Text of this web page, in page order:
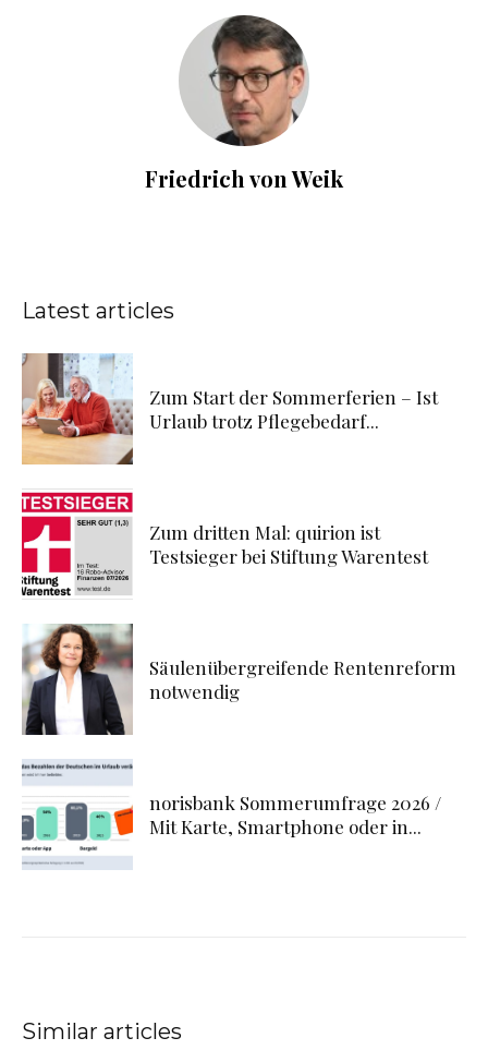
Friedrich von Weik
Latest articles
Zum Start der Sommerferien – Ist
Urlaub trotz Pflegebedarf...
Zum dritten Mal: quirion ist
Testsieger bei Stiftung Warentest
Säulenübergreifende Rentenreform
notwendig
norisbank Sommerumfrage 2026 /
Mit Karte, Smartphone oder in...
Similar articles